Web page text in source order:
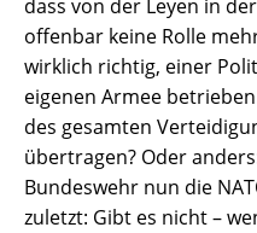
dass von der Leyen in
offenbar keine Rolle
wirklich richtig, einer
eigenen Armee
des gesamten
übertragen? Oder
Bundeswehr nun die
zuletzt: Gibt es nicht –